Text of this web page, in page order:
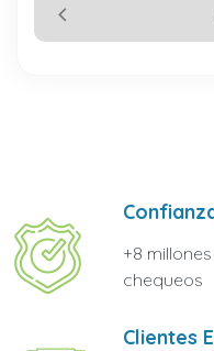
+8
chequeos
Clientes